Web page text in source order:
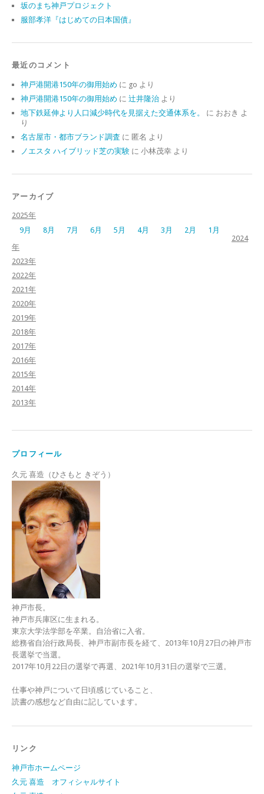
坂のまち神戸プロジェクト
服部孝洋『はじめての日本国債』
最近のコメント
神戸港開港150年の御用始め に go より
神戸港開港150年の御用始め に 辻井隆治 より
地下鉄延伸より人口減少時代を見据えた交通体系を。
に おおき よ
り
名古屋市・都市ブランド調査 に 匿名 より
ノエスタ ハイブリッド芝の実験 に 小林茂幸 より
アーカイブ
2025年
9月
8月 7月 6月 5月 4月 3月 2月
1月
2024
年
2023年
2022年
2021年
2020年
2019年
2018年
2017年
2016年
2015年
2014年
2013年
プロフィール
久元 喜造（ひさもと きぞう）
神戸市長。
神戸市兵庫区に生まれる。
東京大学法学部を卒業。自治省に入省。
総務省自治行政局長、神戸市副市長を経て、2013年10月27日の神戸市
長選挙で当選。
2017年10月22日の選挙で再選、2021年10月31日の選挙で三選。
仕事や神戸について日頃感じていること、
読書の感想など自由に記しています。
リンク
神戸市ホームページ
久元 喜造 オフィシャルサイト